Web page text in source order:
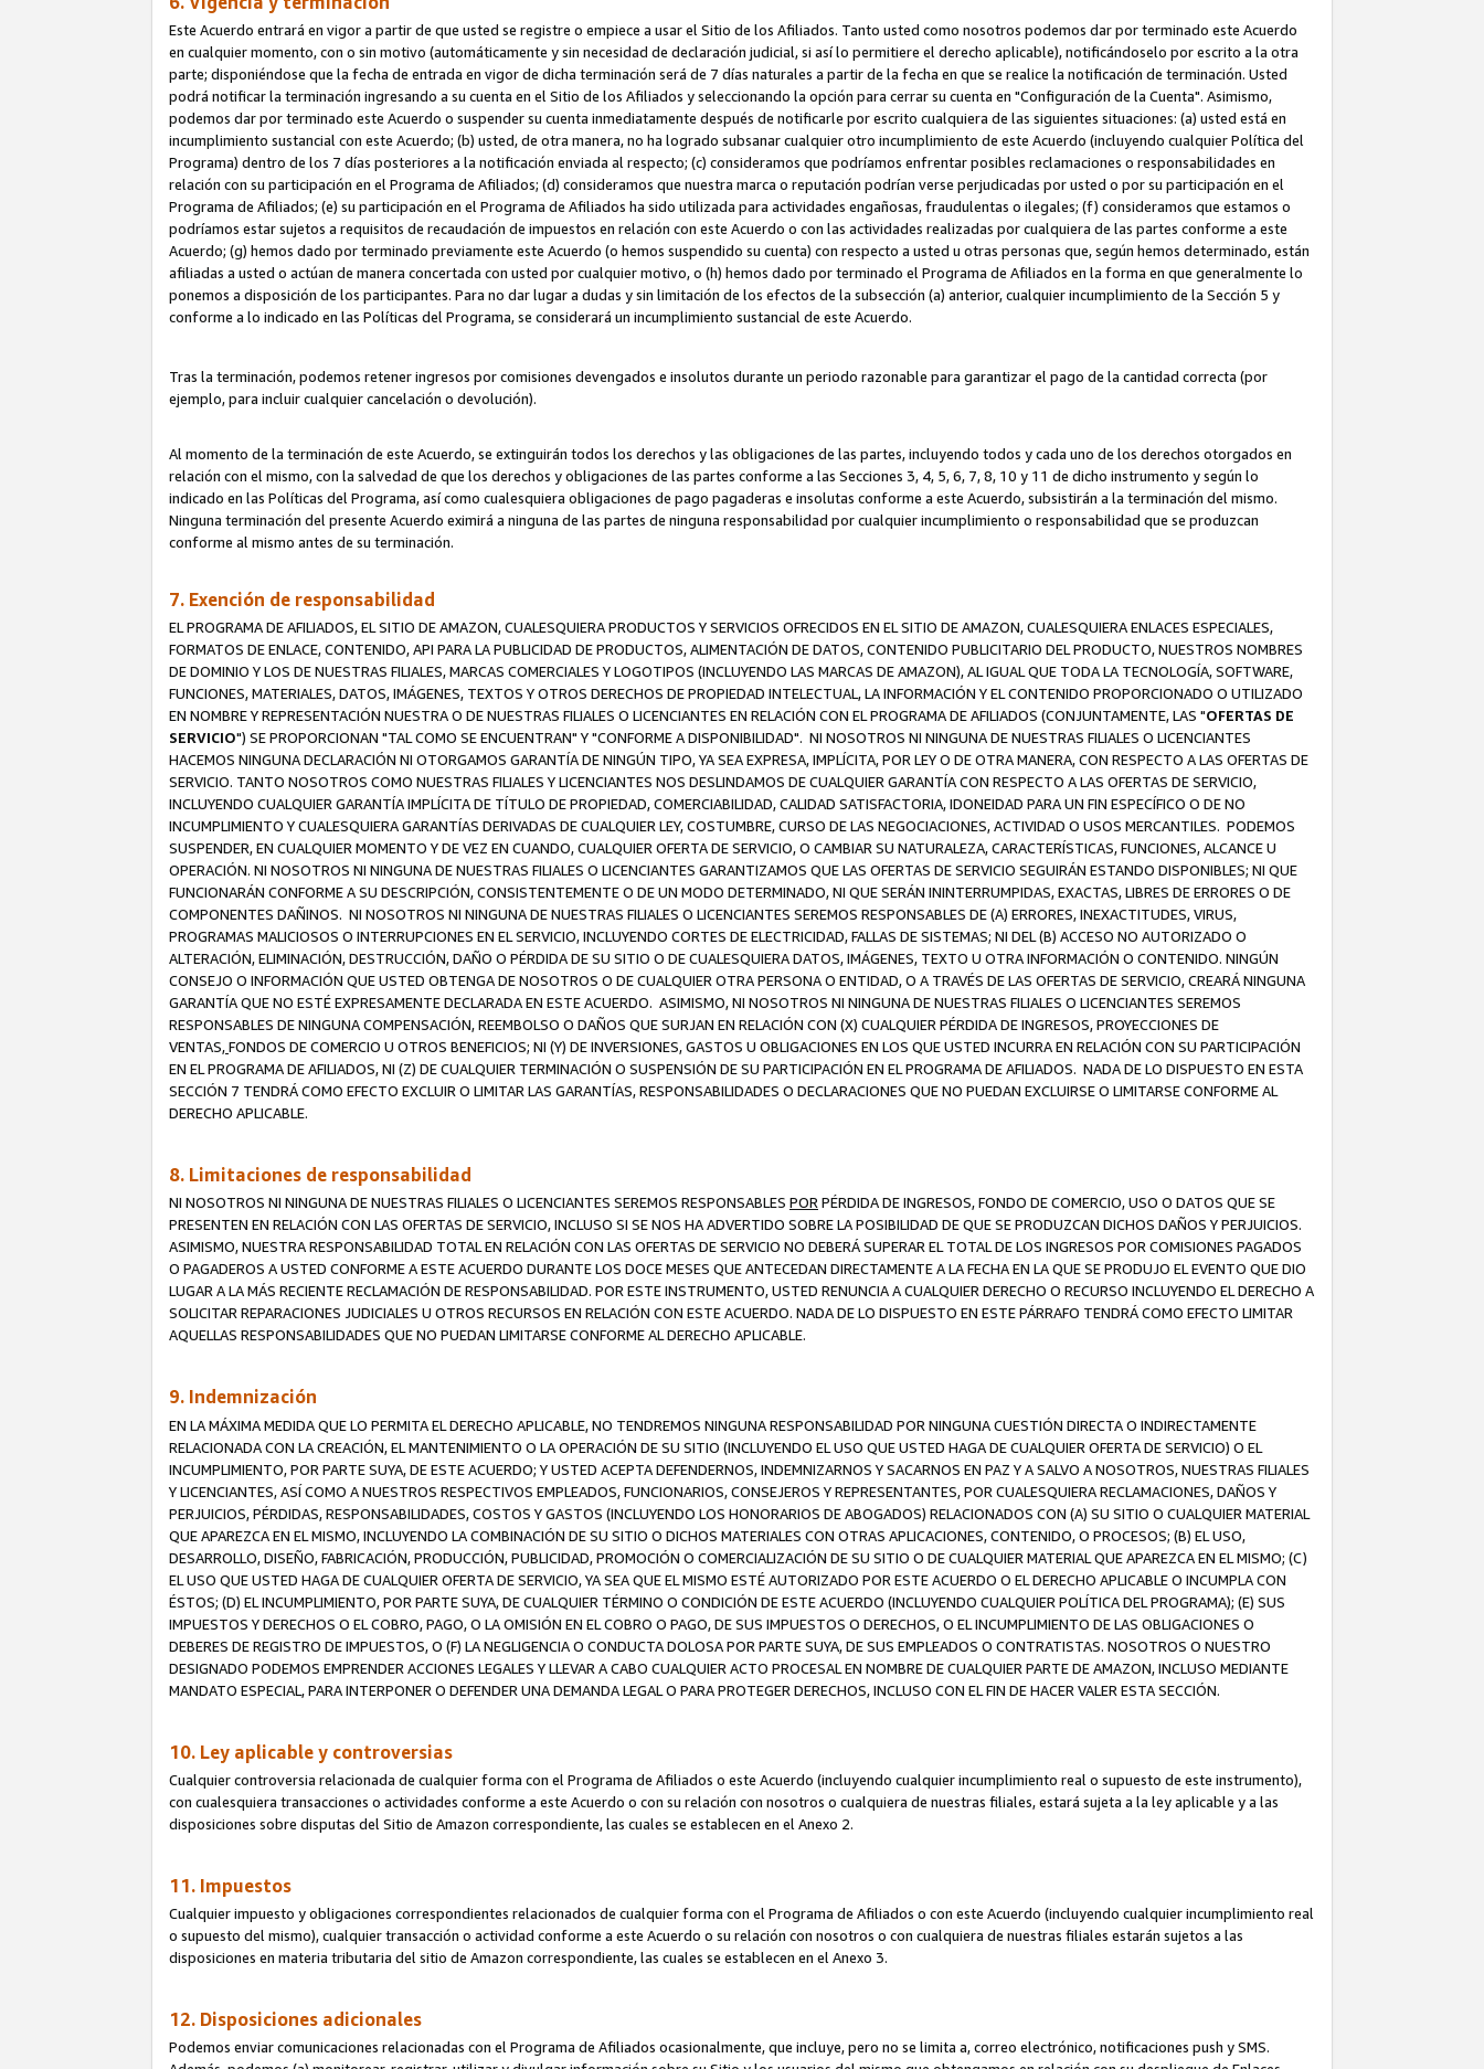
Este Acuerdo entrará en vigor a partir de que usted se registre o empiece a usar el Sitio de los Afiliados. Tanto usted como nosotros podemos dar por terminado este Acuerdo
en cualquier momento, con o sin motivo (automáticamente y sin necesidad de declaración judicial, si así lo permitiere el derecho aplicable), notificándoselo por escrito a la otra
parte; disponiéndose que la fecha de entrada en vigor de dicha terminación será de 7 días naturales a partir de la fecha en que se realice la notificación de terminación. Usted
podrá notificar la terminación ingresando a su cuenta en el Sitio de los Afiliados y seleccionando la opción para cerrar su cuenta en "Configuración de la Cuenta". Asimismo,
podemos dar por terminado este Acuerdo o suspender su cuenta inmediatamente después de notificarle por escrito cualquiera de las siguientes situaciones: (a) usted está en
incumplimiento sustancial con este Acuerdo; (b) usted, de otra manera, no ha logrado subsanar cualquier otro incumplimiento de este Acuerdo (incluyendo cualquier Política del
Programa) dentro de los 7 días posteriores a la notificación enviada al respecto; (c) consideramos que podríamos enfrentar posibles reclamaciones o responsabilidades en
relación con su participación en el Programa de Afiliados; (d) consideramos que nuestra marca o reputación podrían verse perjudicadas por usted o por su participación en el
Programa de Afiliados; (e) su participación en el Programa de Afiliados ha sido utilizada para actividades engañosas, fraudulentas o ilegales; (f) consideramos que estamos o
podríamos estar sujetos a requisitos de recaudación de impuestos en relación con este Acuerdo o con las actividades realizadas por cualquiera de las partes conforme a este
Acuerdo; (g) hemos dado por terminado previamente este Acuerdo (o hemos suspendido su cuenta) con respecto a usted u otras personas que, según hemos determinado, están
afiliadas a usted o actúan de manera concertada con usted por cualquier motivo, o (h) hemos dado por terminado el Programa de Afiliados en la forma en que generalmente lo
ponemos a disposición de los participantes. Para no dar lugar a dudas y sin limitación de los efectos de la subsección (a) anterior, cualquier incumplimiento de la Sección 5 y
conforme a lo indicado en las Políticas del Programa, se considerará un incumplimiento sustancial de este Acuerdo.
Tras la terminación, podemos retener ingresos por comisiones devengados e insolutos durante un periodo razonable para garantizar el pago de la cantidad correcta (por
ejemplo, para incluir cualquier cancelación o devolución).
Al momento de la terminación de este Acuerdo, se extinguirán todos los derechos y las obligaciones de las partes, incluyendo todos y cada uno de los derechos otorgados en
relación con el mismo, con la salvedad de que los derechos y obligaciones de las partes conforme a las Secciones 3, 4, 5, 6, 7, 8, 10 y 11 de dicho instrumento y según lo
indicado en las Políticas del Programa, así como cualesquiera obligaciones de pago pagaderas e insolutas conforme a este Acuerdo, subsistirán a la terminación del mismo.
Ninguna terminación del presente Acuerdo eximirá a ninguna de las partes de ninguna responsabilidad por cualquier incumplimiento o responsabilidad que se produzcan
conforme al mismo antes de su terminación.
7. Exención de responsabilidad
EL PROGRAMA DE AFILIADOS, EL SITIO DE AMAZON, CUALESQUIERA PRODUCTOS Y SERVICIOS OFRECIDOS EN EL SITIO DE AMAZON, CUALESQUIERA ENLACES ESPECIALES,
FORMATOS DE ENLACE, CONTENIDO, API PARA LA PUBLICIDAD DE PRODUCTOS, ALIMENTACIÓN DE DATOS, CONTENIDO PUBLICITARIO DEL PRODUCTO, NUESTROS NOMBRES
DE DOMINIO Y LOS DE NUESTRAS FILIALES, MARCAS COMERCIALES Y LOGOTIPOS (INCLUYENDO LAS MARCAS DE AMAZON), AL IGUAL QUE TODA LA TECNOLOGÍA, SOFTWARE,
FUNCIONES, MATERIALES, DATOS, IMÁGENES, TEXTOS Y OTROS DERECHOS DE PROPIEDAD INTELECTUAL, LA INFORMACIÓN Y EL CONTENIDO PROPORCIONADO O UTILIZADO
EN NOMBRE Y REPRESENTACIÓN NUESTRA O DE NUESTRAS FILIALES O LICENCIANTES EN RELACIÓN CON EL PROGRAMA DE AFILIADOS (CONJUNTAMENTE, LAS "OFERTAS DE
SERVICIO") SE PROPORCIONAN "TAL COMO SE ENCUENTRAN" Y "CONFORME A DISPONIBILIDAD". NI NOSOTROS NI NINGUNA DE NUESTRAS FILIALES O LICENCIANTES
HACEMOS NINGUNA DECLARACIÓN NI OTORGAMOS GARANTÍA DE NINGÚN TIPO, YA SEA EXPRESA, IMPLÍCITA, POR LEY O DE OTRA MANERA, CON RESPECTO A LAS OFERTAS DE
SERVICIO. TANTO NOSOTROS COMO NUESTRAS FILIALES Y LICENCIANTES NOS DESLINDAMOS DE CUALQUIER GARANTÍA CON RESPECTO A LAS OFERTAS DE SERVICIO,
INCLUYENDO CUALQUIER GARANTÍA IMPLÍCITA DE TÍTULO DE PROPIEDAD, COMERCIABILIDAD, CALIDAD SATISFACTORIA, IDONEIDAD PARA UN FIN ESPECÍFICO O DE NO
INCUMPLIMIENTO Y CUALESQUIERA GARANTÍAS DERIVADAS DE CUALQUIER LEY, COSTUMBRE, CURSO DE LAS NEGOCIACIONES, ACTIVIDAD O USOS MERCANTILES. PODEMOS
SUSPENDER, EN CUALQUIER MOMENTO Y DE VEZ EN CUANDO, CUALQUIER OFERTA DE SERVICIO, O CAMBIAR SU NATURALEZA, CARACTERÍSTICAS, FUNCIONES, ALCANCE U
OPERACIÓN. NI NOSOTROS NI NINGUNA DE NUESTRAS FILIALES O LICENCIANTES GARANTIZAMOS QUE LAS OFERTAS DE SERVICIO SEGUIRÁN ESTANDO DISPONIBLES; NI QUE
FUNCIONARÁN CONFORME A SU DESCRIPCIÓN, CONSISTENTEMENTE O DE UN MODO DETERMINADO, NI QUE SERÁN ININTERRUMPIDAS, EXACTAS, LIBRES DE ERRORES O DE
COMPONENTES DAÑINOS. NI NOSOTROS NI NINGUNA DE NUESTRAS FILIALES O LICENCIANTES SEREMOS RESPONSABLES DE (A) ERRORES, INEXACTITUDES, VIRUS,
PROGRAMAS MALICIOSOS O INTERRUPCIONES EN EL SERVICIO, INCLUYENDO CORTES DE ELECTRICIDAD, FALLAS DE SISTEMAS; NI DEL (B) ACCESO NO AUTORIZADO O
ALTERACIÓN, ELIMINACIÓN, DESTRUCCIÓN, DAÑO O PÉRDIDA DE SU SITIO O DE CUALESQUIERA DATOS, IMÁGENES, TEXTO U OTRA INFORMACIÓN O CONTENIDO. NINGÚN
CONSEJO O INFORMACIÓN QUE USTED OBTENGA DE NOSOTROS O DE CUALQUIER OTRA PERSONA O ENTIDAD, O A TRAVÉS DE LAS OFERTAS DE SERVICIO, CREARÁ NINGUNA
GARANTÍA QUE NO ESTÉ EXPRESAMENTE DECLARADA EN ESTE ACUERDO. ASIMISMO, NI NOSOTROS NI NINGUNA DE NUESTRAS FILIALES O LICENCIANTES SEREMOS
RESPONSABLES DE NINGUNA COMPENSACIÓN, REEMBOLSO O DAÑOS QUE SURJAN EN RELACIÓN CON (X) CUALQUIER PÉRDIDA DE INGRESOS, PROYECCIONES DE
VENTAS,FONDOS DE COMERCIO U OTROS BENEFICIOS; NI (Y) DE INVERSIONES, GASTOS U OBLIGACIONES EN LOS QUE USTED INCURRA EN RELACIÓN CON SU PARTICIPACIÓN
EN EL PROGRAMA DE AFILIADOS, NI (Z) DE CUALQUIER TERMINACIÓN O SUSPENSIÓN DE SU PARTICIPACIÓN EN EL PROGRAMA DE AFILIADOS. NADA DE LO DISPUESTO EN ESTA
SECCIÓN 7 TENDRÁ COMO EFECTO EXCLUIR O LIMITAR LAS GARANTÍAS, RESPONSABILIDADES O DECLARACIONES QUE NO PUEDAN EXCLUIRSE O LIMITARSE CONFORME AL
DERECHO APLICABLE.
8. Limitaciones de responsabilidad
NI NOSOTROS NI NINGUNA DE NUESTRAS FILIALES O LICENCIANTES SEREMOS RESPONSABLES PORPÉRDIDA DE INGRESOS, FONDO DE COMERCIO, USO O DATOS QUE SE
PRESENTEN EN RELACIÓN CON LAS OFERTAS DE SERVICIO, INCLUSO SI SE NOS HA ADVERTIDO SOBRE LA POSIBILIDAD DE QUE SE PRODUZCAN DICHOS DAÑOS Y PERJUICIOS.
ASIMISMO, NUESTRA RESPONSABILIDAD TOTAL EN RELACIÓN CON LAS OFERTAS DE SERVICIO NO DEBERÁ SUPERAR EL TOTAL DE LOS INGRESOS POR COMISIONES PAGADOS
O PAGADEROS A USTED CONFORME A ESTE ACUERDO DURANTE LOS DOCE MESES QUE ANTECEDAN DIRECTAMENTE A LA FECHA EN LA QUE SE PRODUJO EL EVENTO QUE DIO
LUGAR A LA MÁS RECIENTE RECLAMACIÓN DE RESPONSABILIDAD. POR ESTE INSTRUMENTO, USTED RENUNCIA A CUALQUIER DERECHO O RECURSO INCLUYENDO EL DERECHO A
SOLICITAR REPARACIONES JUDICIALES U OTROS RECURSOS EN RELACIÓN CON ESTE ACUERDO. NADA DE LO DISPUESTO EN ESTE PÁRRAFO TENDRÁ COMO EFECTO LIMITAR
AQUELLAS RESPONSABILIDADES QUE NO PUEDAN LIMITARSE CONFORME AL DERECHO APLICABLE.
9. Indemnización
EN LA MÁXIMA MEDIDA QUE LO PERMITA EL DERECHO APLICABLE, NO TENDREMOS NINGUNA RESPONSABILIDAD POR NINGUNA CUESTIÓN DIRECTA O INDIRECTAMENTE
RELACIONADA CON LA CREACIÓN, EL MANTENIMIENTO O LA OPERACIÓN DE SU SITIO (INCLUYENDO EL USO QUE USTED HAGA DE CUALQUIER OFERTA DE SERVICIO) O EL
INCUMPLIMIENTO, POR PARTE SUYA, DE ESTE ACUERDO; Y USTED ACEPTA DEFENDERNOS, INDEMNIZARNOS Y SACARNOS EN PAZ Y A SALVO A NOSOTROS, NUESTRAS FILIALES
Y LICENCIANTES, ASÍ COMO A NUESTROS RESPECTIVOS EMPLEADOS, FUNCIONARIOS, CONSEJEROS Y REPRESENTANTES, POR CUALESQUIERA RECLAMACIONES, DAÑOS Y
PERJUICIOS, PÉRDIDAS, RESPONSABILIDADES, COSTOS Y GASTOS (INCLUYENDO LOS HONORARIOS DE ABOGADOS) RELACIONADOS CON (A) SU SITIO O CUALQUIER MATERIAL
QUE APAREZCA EN EL MISMO, INCLUYENDO LA COMBINACIÓN DE SU SITIO O DICHOS MATERIALES CON OTRAS APLICACIONES, CONTENIDO, O PROCESOS; (B) EL USO,
DESARROLLO, DISEÑO, FABRICACIÓN, PRODUCCIÓN, PUBLICIDAD, PROMOCIÓN O COMERCIALIZACIÓN DE SU SITIO O DE CUALQUIER MATERIAL QUE APAREZCA EN EL MISMO; (C)
EL USO QUE USTED HAGA DE CUALQUIER OFERTA DE SERVICIO, YA SEA QUE EL MISMO ESTÉ AUTORIZADO POR ESTE ACUERDO O EL DERECHO APLICABLE O INCUMPLA CON
ÉSTOS; (D) EL INCUMPLIMIENTO, POR PARTE SUYA, DE CUALQUIER TÉRMINO O CONDICIÓN DE ESTE ACUERDO (INCLUYENDO CUALQUIER POLÍTICA DEL PROGRAMA); (E) SUS
IMPUESTOS Y DERECHOS O EL COBRO, PAGO, O LA OMISIÓN EN EL COBRO O PAGO, DE SUS IMPUESTOS O DERECHOS, O EL INCUMPLIMIENTO DE LAS OBLIGACIONES O
DEBERES DE REGISTRO DE IMPUESTOS, O (F) LA NEGLIGENCIA O CONDUCTA DOLOSA POR PARTE SUYA, DE SUS EMPLEADOS O CONTRATISTAS. NOSOTROS O NUESTRO
DESIGNADO PODEMOS EMPRENDER ACCIONES LEGALES Y LLEVAR A CABO CUALQUIER ACTO PROCESAL EN NOMBRE DE CUALQUIER PARTE DE AMAZON, INCLUSO MEDIANTE
MANDATO ESPECIAL, PARA INTERPONER O DEFENDER UNA DEMANDA LEGAL O PARA PROTEGER DERECHOS, INCLUSO CON EL FIN DE HACER VALER ESTA SECCIÓN.
10. Ley aplicable y controversias
Cualquier controversia relacionada de cualquier forma con el Programa de Afiliados o este Acuerdo (incluyendo cualquier incumplimiento real o supuesto de este instrumento),
con cualesquiera transacciones o actividades conforme a este Acuerdo o con su relación con nosotros o cualquiera de nuestras filiales, estará sujeta a la ley aplicable y a las
disposiciones sobre disputas del Sitio de Amazon correspondiente, las cuales se establecen en el Anexo 2.
11. Impuestos
Cualquier impuesto y obligaciones correspondientes relacionados de cualquier forma con el Programa de Afiliados o con este Acuerdo (incluyendo cualquier incumplimiento real
o supuesto del mismo), cualquier transacción o actividad conforme a este Acuerdo o su relación con nosotros o con cualquiera de nuestras filiales estarán sujetos a las
disposiciones en materia tributaria del sitio de Amazon correspondiente, las cuales se establecen en el Anexo 3.
12. Disposiciones adicionales
Podemos enviar comunicaciones relacionadas con el Programa de Afiliados ocasionalmente, que incluye, pero no se limita a, correo electrónico, notificaciones push y SMS.